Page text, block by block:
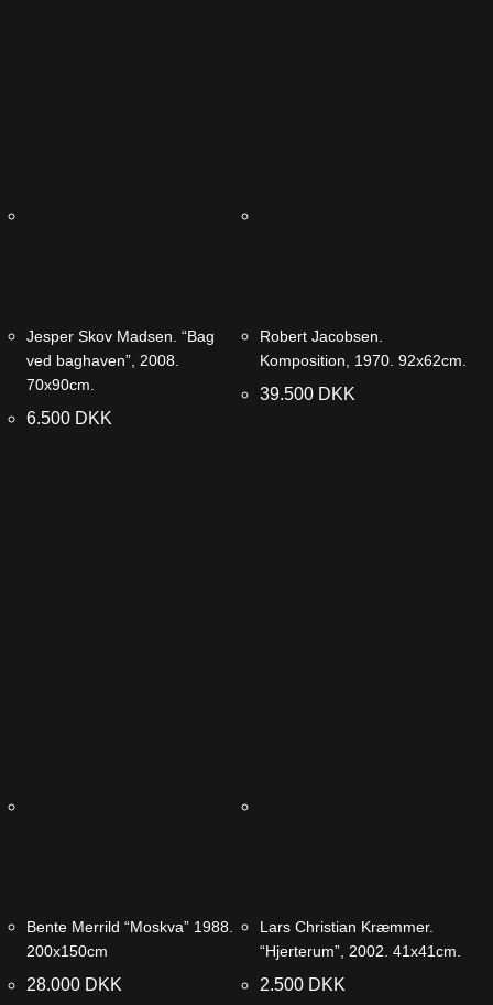
Jesper Skov Madsen. “Bag
ved baghaven”, 2008.
70x90cm.
6.500 DKK
Robert Jacobsen.
Komposition, 1970. 92x62cm.
39.500 DKK
Bente Merrild “Moskva” 1988.
200x150cm
28.000 DKK
Lars Christian Kræmmer.
“Hjerterum”, 2002. 41x41cm.
2.500 DKK